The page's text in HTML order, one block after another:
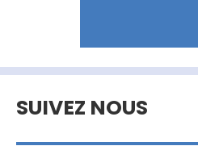
SUIVEZ NOUS